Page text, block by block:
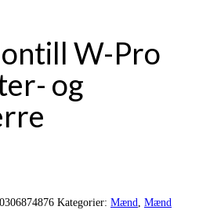
W-Pro
og
Kategorier: Mænd
Mænd